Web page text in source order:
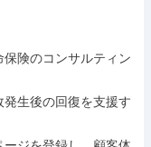
険のコンサルティン
生後の回復を支援す